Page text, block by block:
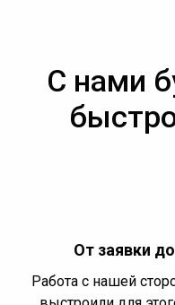
С нами
От заявки
Работа с нашей